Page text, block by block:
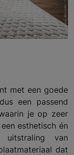
met een goede
een passend
je op zeer
esthetisch én
uitstraling van
dat